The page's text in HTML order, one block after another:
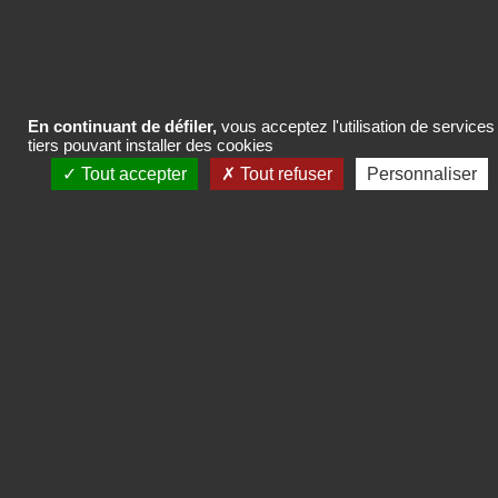
En continuant de défiler, vous acceptez l'utilisation de services
tiers pouvant installer des cookies
Tout accepter
Tout refuser Personnaliser